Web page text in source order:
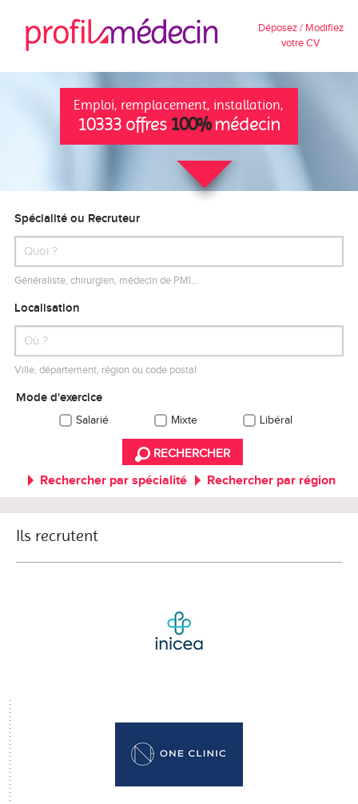
Déposez / Modifiez
votre CV
Emploi, remplacement, installation,
10333 offres 100%médecin
Spécialité ou Recruteur
Généraliste, chirurgien, médecin de PMI…
Localisation
Ville, département, région ou code postal
Mode d'exercice
Salarié Mixte Libéral
RECHERCHER
Rechercher par spécialité Rechercher par région
Ils recrutent